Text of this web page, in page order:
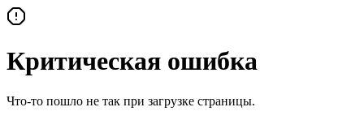
Критическая ошибка
Что-то пошло не так при загрузке страницы.